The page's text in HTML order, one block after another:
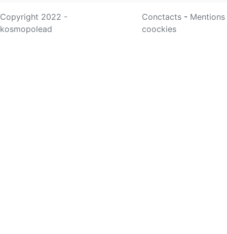
Copyright 2022 -
kosmopolead
Conctacts -
coockies